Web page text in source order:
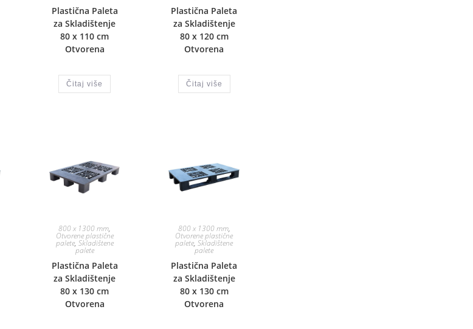
Plastična Paleta
za Skladištenje
80 x 110 cm
Otvorena
Čitaj više
Plastična Paleta
za Skladištenje
80 x 120 cm
Otvorena
Čitaj više
800 x 1300 mm,
Otvorene plastične
palete, Skladištene
palete
Plastična Paleta
za Skladištenje
80 x 130 cm
Otvorena
800 x 1300 mm,
Otvorene plastične
palete,Skladištene
palete
Plastična Paleta
za Skladištenje
80 x 130 cm
Otvorena